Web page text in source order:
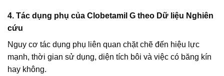
4. Tác dụng phụ của Clobetamil G theo Dữ liệu Nghiên
cứu
Nguy cơ tác dụng phụ liên quan chặt chẽ đến hiệu lực
mạnh, thời gian sử dụng, diện tích bôi và việc có băng kín
hay không.